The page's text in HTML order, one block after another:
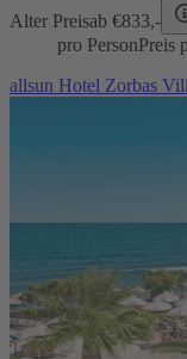
Alter Preisab €833,-
pro PersonPreis
allsun Hotel Zorbas